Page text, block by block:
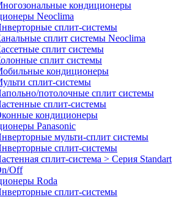
кондиционеры
Neoclima
сплит-системы
сплит системы Neoclima
сплит системы
сплит системы
кондиционеры
сплит-системы
потолочные сплит системы
сплит-системы
кондиционеры
Panasonic
мульти-сплит системы
сплит-системы
сплит-система > Серия Standart
Off
Roda
сплит-системы